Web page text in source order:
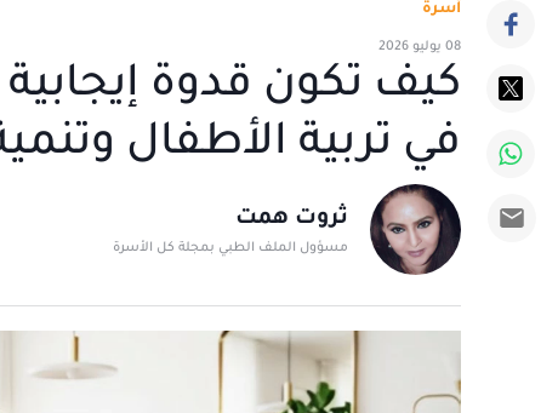
أسرة
08 يوليو 2026
كيف تكون قدوة
في تربية الأطفال
ثروت همت
مسؤول الملف الطبي بمجلة كل الأسرة